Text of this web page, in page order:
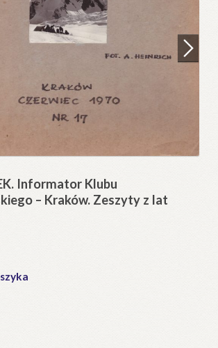
Informator Klubu
– Kraków. Zeszyty z lat